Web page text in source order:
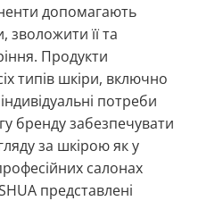
допомагають
зволожити її та
Продукти
типів шкіри, включно
потреби
бренду забезпечувати
за шкірою як у
салонах
представлені